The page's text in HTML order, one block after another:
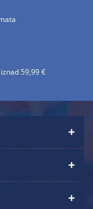
59,99 €